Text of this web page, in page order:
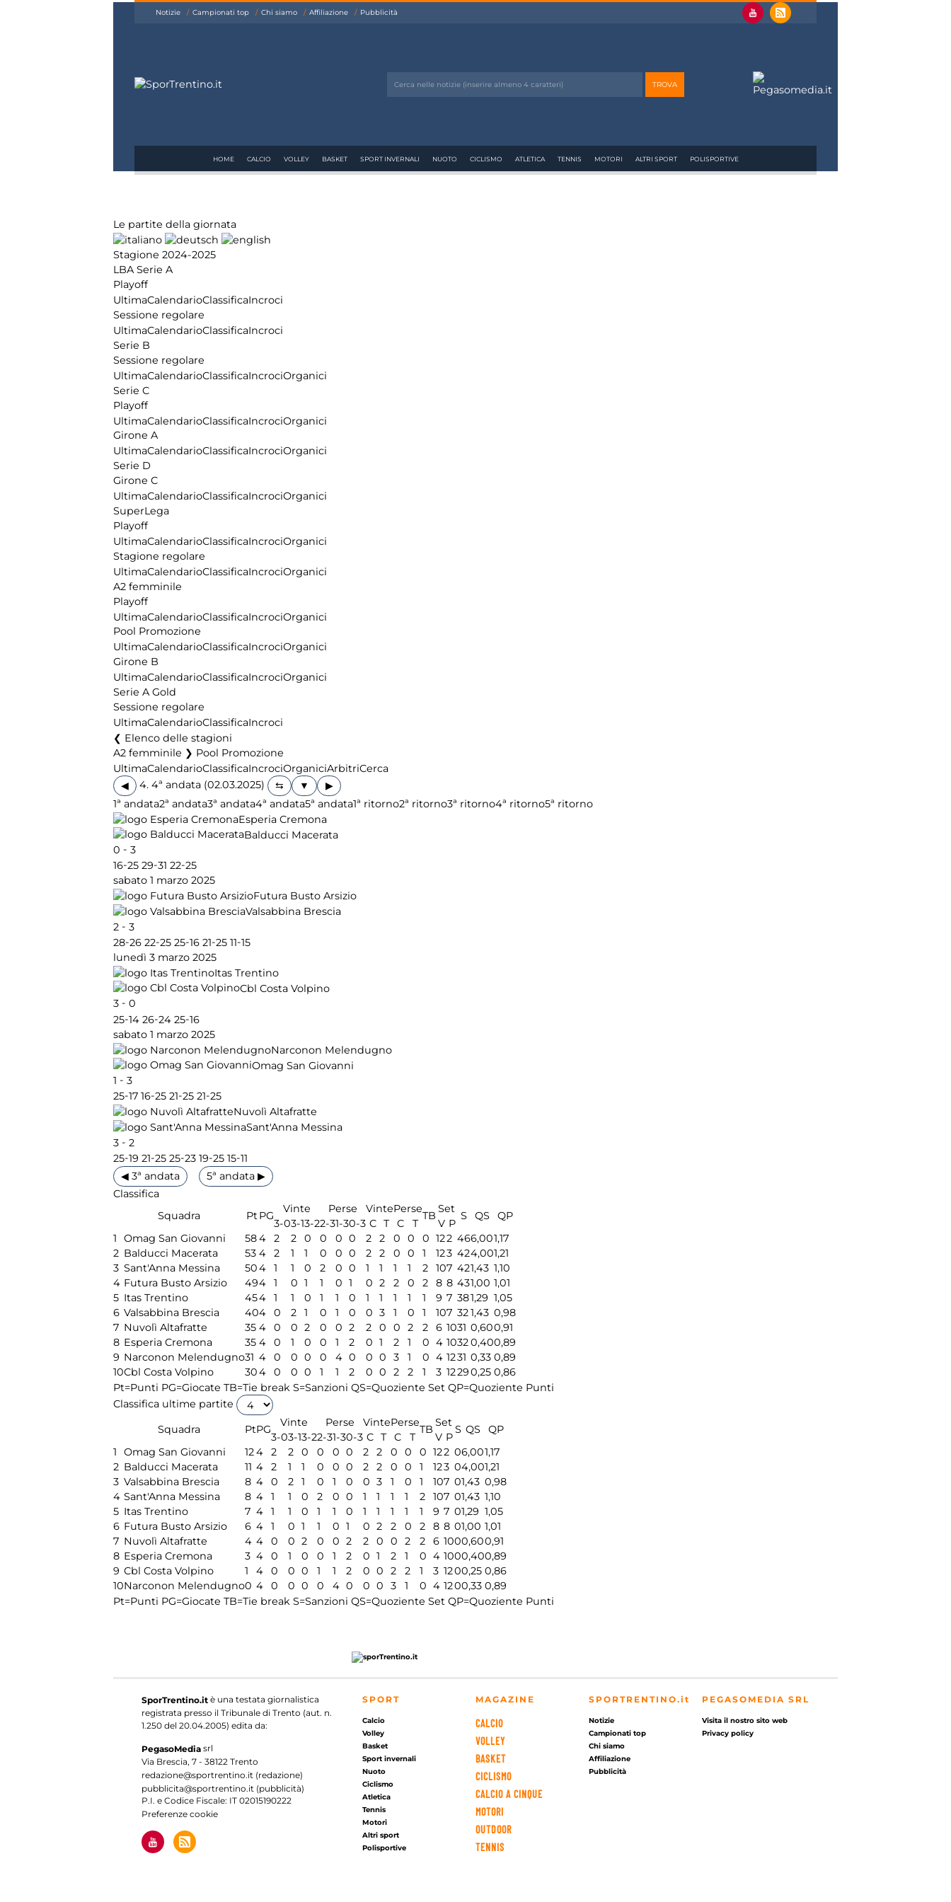
Notizie Campionati top Chi siamo Affiliazione Pubblicità
HOME CALCIO VOLLEY BASKET SPORT INVERNALI NUOTO CICLISMO ATLETICA TENNIS MOTORI ALTRI SPORT POLISPORTIVE
Le partite della giornata
Stagione 2024-2025
LBA Serie A
Playoff
UltimaCalendarioClassificaIncroci
Sessione regolare
UltimaCalendarioClassificaIncroci
Serie B
Sessione regolare
UltimaCalendarioClassificaIncrociOrganici
Serie C
Playoff
UltimaCalendarioClassificaIncrociOrganici
Girone A
UltimaCalendarioClassificaIncrociOrganici
Serie D
Girone C
UltimaCalendarioClassificaIncrociOrganici
SuperLega
Playoff
UltimaCalendarioClassificaIncrociOrganici
Stagione regolare
UltimaCalendarioClassificaIncrociOrganici
A2 femminile
Playoff
UltimaCalendarioClassificaIncrociOrganici
Pool Promozione
UltimaCalendarioClassificaIncrociOrganici
Girone B
UltimaCalendarioClassificaIncrociOrganici
Serie A Gold
Sessione regolare
UltimaCalendarioClassificaIncroci
Elenco delle stagioni
A2 femminile ❯ Pool Promozione
UltimaCalendarioClassificaIncrociOrganiciArbitriCerca
◀
4. 4ª andata (02.03.2025)
▶
1ª andata2ª andata3ª andata4ª andata5ª andata1ª ritorno2ª ritorno3ª ritorno4ª ritorno5ª ritorno
Esperia Cremona
Balducci Macerata
0 - 3
16-25 29-31 22-25
sabato 1 marzo 2025
Futura Busto Arsizio
Valsabbina Brescia
2 - 3
28-26 22-25 25-16 21-25 11-15
lunedì 3 marzo 2025
Itas Trentino
Cbl Costa Volpino
3 - 0
25-14 26-24 25-16
sabato 1 marzo 2025
Narconon Melendugno
Omag San Giovanni
1 - 3
25-17 16-25 21-25 21-25
Nuvolì Altafratte
Sant'Anna Messina
3 - 2
25-19 21-25 25-23 19-25 15-11
◀ 3ª andata
5ª andata ▶
Classifica
Squadra
PtPG
Vinte Perse VintePerse
TB
Set
S QS QP
3-03-13-22-31-30-3 C T C T V P
1
Omag San Giovanni 584 2 2 0 0 0 0 2 2 0 0 0 122 466,001,17
2 Balducci Macerata 53 4 2 1 1 0 0 0 2 2 0 0 1 123 424,001,21
3 Sant'Anna Messina 504 1 1 0 2 0 0 1 1 1 1 2 107 421,43 1,10
4 Futura Busto Arsizio 494 1 0 1 1 0 1 0 2 2 0 2 8 8 431,00 1,01
5 Itas Trentino 454 1 1 0 1 1 0 1 1 1 1 1 9 7 381,29 1,05
6 Valsabbina Brescia 404 0 2 1 0 1 0 0 3 1 0 1 107 321,43 0,98
7 Nuvolì Altafratte 35 4 0 0 2 0 0 2 2 0 0 2 2 6 1031 0,600,91
8 Esperia Cremona 35 4 0 1 0 0 1 2 0 1 2 1 0 4 10320,400,89
9 Narconon Melendugno31 4 0 0 0 0 4 0 0 0 3 1 0 4 1231 0,33 0,89
10Cbl Costa Volpino 304 0 0 0 1 1 2 0 0 2 2 1 3 12290,25 0,86
Pt=Punti PG=Giocate TB=Tie break S=Sanzioni QS=Quoziente Set QP=Quoziente Punti
Classifica ultime partite
Squadra
PtPG
Vinte Perse VintePerse
TB
Set
S QS QP
3-03-13-22-31-30-3 C T C T V P
1
Omag San Giovanni 124 2 2 0 0 0 0 2 2 0 0 0 122 06,001,17
2 Balducci Macerata 11 4 2 1 1 0 0 0 2 2 0 0 1 123 04,001,21
3 Valsabbina Brescia 8 4 0 2 1 0 1 0 0 3 1 0 1 107 01,43 0,98
4 Sant'Anna Messina 8 4 1 1 0 2 0 0 1 1 1 1 2 107 01,43 1,10
5 Itas Trentino 7 4 1 1 0 1 1 0 1 1 1 1 1 9 7 01,29 1,05
6 Futura Busto Arsizio 6 4 1 0 1 1 0 1 0 2 2 0 2 8 8 01,00 1,01
7 Nuvolì Altafratte 4 4 0 0 2 0 0 2 2 0 0 2 2 6 1000,600,91
8 Esperia Cremona 3 4 0 1 0 0 1 2 0 1 2 1 0 4 1000,400,89
9 Cbl Costa Volpino 1 4 0 0 0 1 1 2 0 0 2 2 1 3 1200,25 0,86
10Narconon Melendugno0 4 0 0 0 0 4 0 0 0 3 1 0 4 1200,33 0,89
Pt=Punti PG=Giocate TB=Tie break S=Sanzioni QS=Quoziente Set QP=Quoziente Punti
SporTrentino.it è una testata giornalistica
registrata presso il Tribunale di Trento (aut. n.
1.250 del 20.04.2005) edita da:
PegasoMedia srl
Via Brescia, 7 - 38122 Trento
redazione@sportrentino.it (redazione)
pubblicita@sportrentino.it (pubblicità)
P.I. e Codice Fiscale: IT 02015190222
Preferenze cookie
SPORT
Calcio
Volley
Basket
Sport invernali
Nuoto
Ciclismo
Atletica
Tennis
Motori
Altri sport
Polisportive
MAGAZINE
CALCIO
VOLLEY
BASKET
CICLISMO
CALCIO A CINQUE
MOTORI
OUTDOOR
TENNIS
SPORTRENTINO.it
Notizie
Campionati top
Chi siamo
Affiliazione
Pubblicità
PEGASOMEDIA SRL
Visita il nostro sito web
Privacy policy